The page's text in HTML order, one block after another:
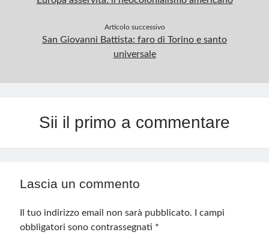
Articolo successivo
San Giovanni Battista: faro di Torino e santo
universale
Sii il primo a commentare
Lascia un commento
Il tuo indirizzo email non sarà pubblicato.
I campi
obbligatori sono contrassegnati *